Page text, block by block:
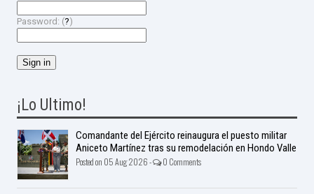
Password: (?)
¡Lo Ultimo!
Comandante del Ejército reinaugura el puesto militar
Aniceto Martínez tras su remodelación en Hondo Valle
Posted on 05 Aug 2026 - 0 Comments